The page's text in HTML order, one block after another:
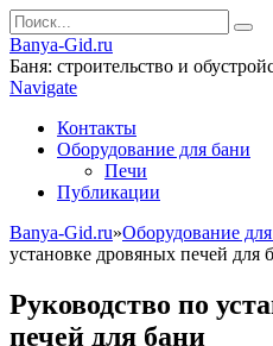
Banya-Gid.ru
Баня: строительство и
Navigate
Контакты
Оборудование для бани
Печи
Публикации
Banya-Gid.ru»Оборудование
установке дровяных печей для
Руководство по
печей для бани